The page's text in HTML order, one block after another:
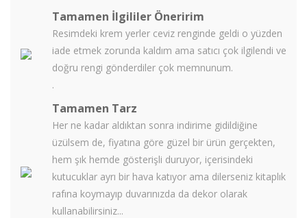
Tamamen İlgililer Öneririm
Resimdeki krem yerler ceviz renginde geldi o yüzden
iade etmek zorunda kaldım ama satıcı çok ilgilendi ve
doğru rengi gönderdiler çok memnunum.
.
Tamamen Tarz
Her ne kadar aldıktan sonra indirime gidildiğine
üzülsem de, fiyatına göre güzel bir ürün gerçekten,
hem şık hemde gösterişli duruyor, içerisindeki
kutucuklar ayrı bir hava katıyor ama dilerseniz kitaplık
rafına koymayıp duvarınızda da dekor olarak
kullanabilirsiniz...